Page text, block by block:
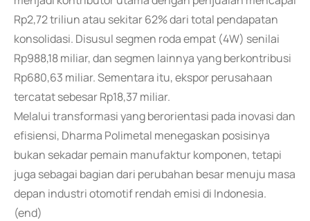
Rp2,72 triliun atau sekitar 62% dari total pendapatan
konsolidasi. Disusul segmen roda empat (4W) senilai
Rp988,18 miliar, dan segmen lainnya yang berkontribusi
Rp680,63 miliar. Sementara itu, ekspor perusahaan
tercatat sebesar Rp18,37 miliar.
Melalui transformasi yang berorientasi pada inovasi dan
efisiensi, Dharma Polimetal menegaskan posisinya
bukan sekadar pemain manufaktur komponen, tetapi
juga sebagai bagian dari perubahan besar menuju masa
depan industri otomotif rendah emisi di Indonesia.
(end)